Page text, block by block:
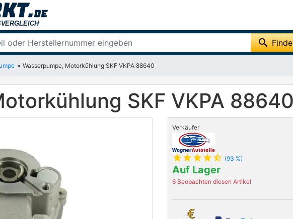
search
Wasserpumpe, Motorkühlung SKF VKPA 88640
SKF VKPA 88640
Verkäufer
star star star star star_half (93 %)
Auf Lager
6 Beobachten diesen Artikel